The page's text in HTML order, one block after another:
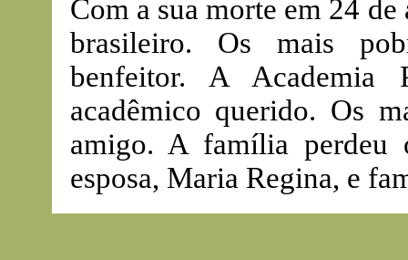
Com a sua morte em 24
brasileiro. Os mais
benfeitor. A Academia
acadêmico querido. Os
amigo. A família
esposa, Maria Regina, e